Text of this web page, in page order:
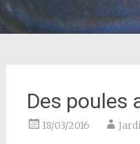
Des poules
18/03/2016